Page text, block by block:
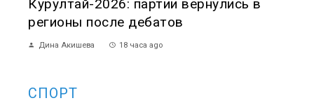
Курултай-2026: партии вернулись в
регионы после дебатов
Дина Акишева 18 часа ago
СПОРТ